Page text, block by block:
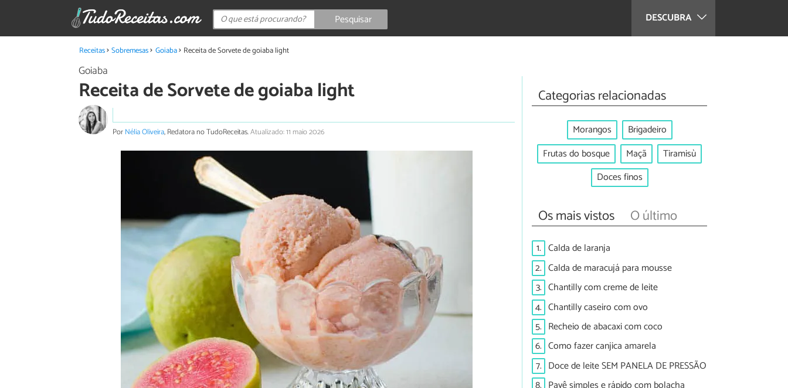
DESCUBRA
Pesquisar
Receitas Sobremesas Goiaba Receita de Sorvete de goiaba light
Goiaba
Receita de Sorvete de goiaba light
PorNélia Oliveira, Redatora no TudoReceitas.Atualizado: 11 maio 2026
Categorias relacionadas
Morangos
Brigadeiro
Frutas do bosque
Maçã
Tiramisù
Doces finos
Os mais vistos O último
1. Calda de laranja
2. Calda de maracujá para mousse
3. Chantilly com creme de leite
4. Chantilly caseiro com ovo
5. Recheio de abacaxi com coco
6. Como fazer canjica amarela
7. Doce de leite SEM PANELA DE PRESSÃO